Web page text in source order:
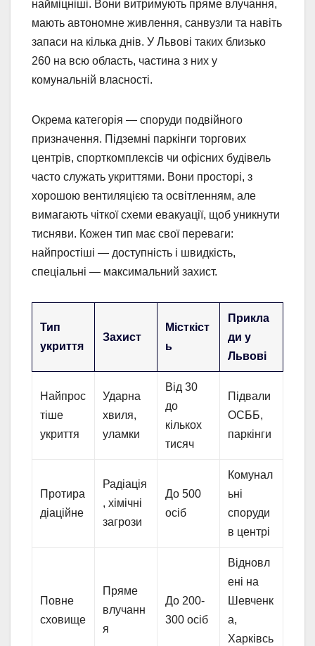
найміцніші. Вони витримують пряме влучання,
мають автономне живлення, санвузли та навіть
запаси на кілька днів. У Львові таких близько
260 на всю область, частина з них у
комунальній власності.
Окрема категорія — споруди подвійного
призначення. Підземні паркінги торгових
центрів, спорткомплексів чи офісних будівель
часто служать укриттями. Вони просторі, з
хорошою вентиляцією та освітленням, але
вимагають чіткої схеми евакуації, щоб уникнути
тисняви. Кожен тип має свої переваги:
найпростіші — доступність і швидкість,
спеціальні — максимальний захист.
Тип
укриття
Захист
Місткіст
ь
Прикла
ди у
Львові
Найпрос
тіше
укриття
Ударна
хвиля,
уламки
Від 30
до
кількох
тисяч
Підвали
ОСББ,
паркінги
Протира
діаційне
Радіація
, хімічні
загрози
До 500
осіб
Комунал
ьні
споруди
в центрі
Повне
сховище
Пряме
влучанн
я
До 200-
300 осіб
Відновл
ені на
Шевченк
а,
Харківсь